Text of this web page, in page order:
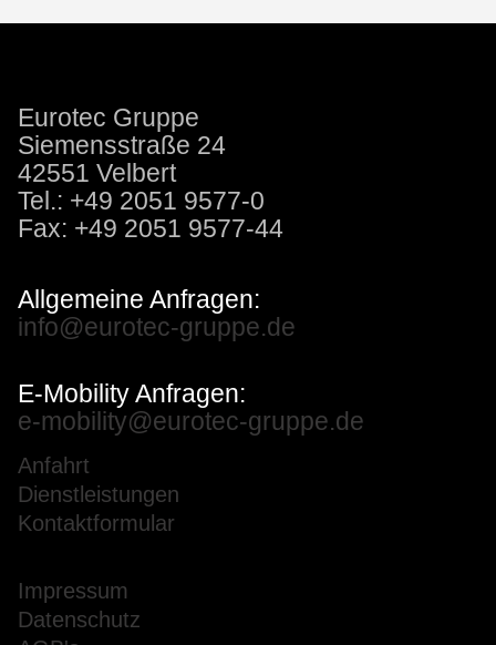
Eurotec Gruppe
Siemensstraße 24
42551 Velbert
Tel.: +49 2051 9577-0
Fax: +49 2051 9577-44
Allgemeine Anfragen:
info@eurotec-gruppe.de
E-Mobility Anfragen:
e-mobility@eurotec-gruppe.de
Anfahrt
Dienstleistungen
Kontaktformular
Impressum
Datenschutz